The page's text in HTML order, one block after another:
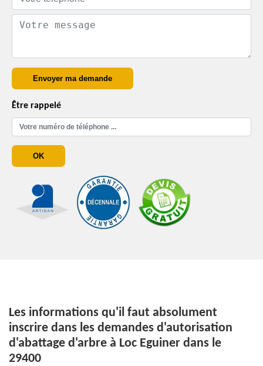
Être rappelé
Les informations qu'il faut absolument
inscrire dans les demandes d'autorisation
d'abattage d'arbre à Loc Eguiner dans le
29400